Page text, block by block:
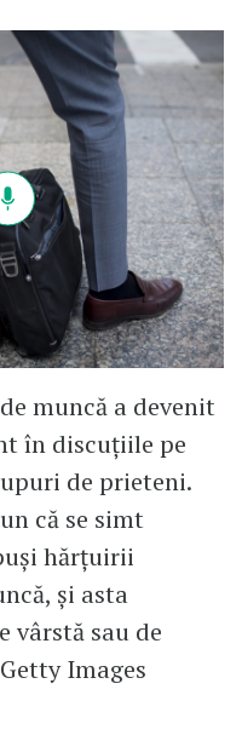
muncă a devenit
în discuțiile pe
de prieteni.
că se simt
hărțuirii
și asta
vârstă sau de
Images